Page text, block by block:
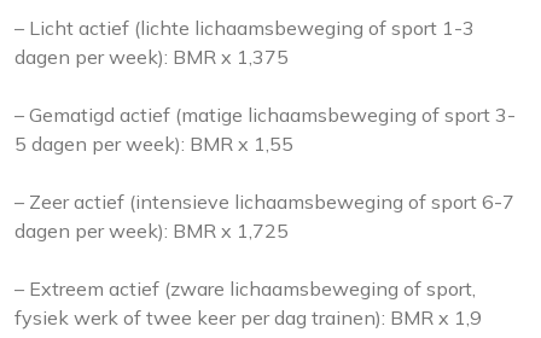
– Licht actief (lichte lichaamsbeweging of sport 1-3
dagen per week): BMR x 1,375
– Gematigd actief (matige lichaamsbeweging of sport 3-
5 dagen per week): BMR x 1,55
– Zeer actief (intensieve lichaamsbeweging of sport 6-7
dagen per week): BMR x 1,725
– Extreem actief (zware lichaamsbeweging of sport,
fysiek werk of twee keer per dag trainen): BMR x 1,9